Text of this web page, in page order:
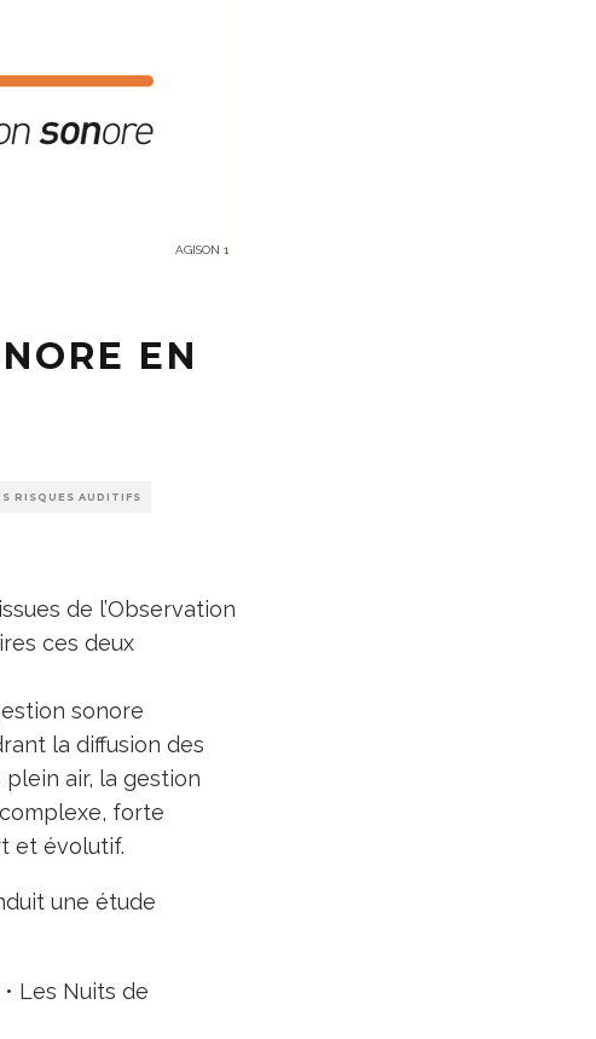
AGISON 1
EN
RISQUES AUDITIFS
de l’Observation
ces deux
sonore
la diffusion des
plein air, la gestion
forte
et évolutif.
une étude
Les Nuits de